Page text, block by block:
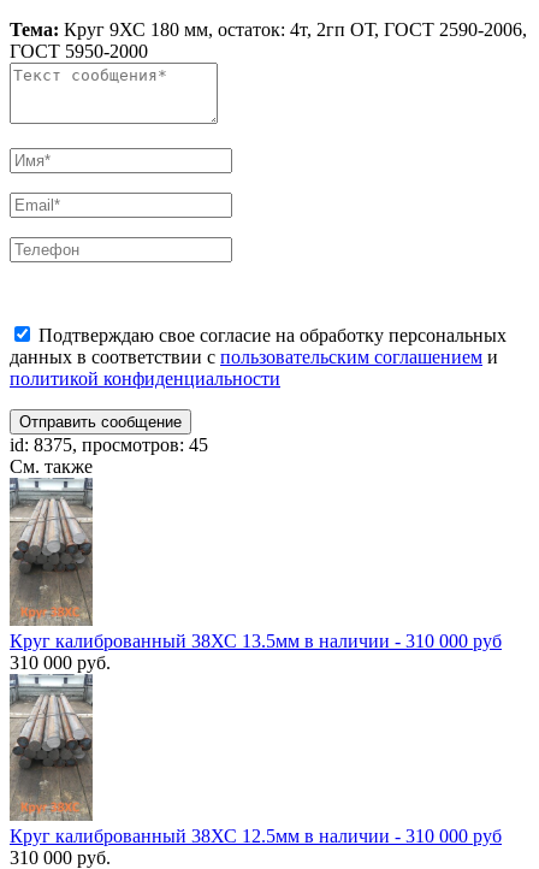
Тема: Круг 9ХС 180 мм, остаток: 4т, 2гп ОТ, ГОСТ 2590-2006,
ГОСТ 5950-2000
Подтверждаю свое согласие на обработку персональных
данных в соответствии с пользовательским соглашением и
политикой конфиденциальности
Отправить сообщение
id: 8375, просмотров: 45
См. также
Круг калиброванный 38ХС 13.5мм в наличии - 310 000 руб
310 000 руб.
Круг калиброванный 38ХС 12.5мм в наличии - 310 000 руб
310 000 руб.